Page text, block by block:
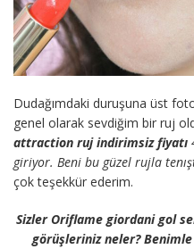
Dudağımdaki duruşuna üst
genel olarak sevdiğim bir ruj
attraction ruj indirimsiz fiyatı
giriyor. Beni bu güzel rujla
çok teşekkür ederim.
Sizler Oriflame giordani gol
görüşleriniz neler?